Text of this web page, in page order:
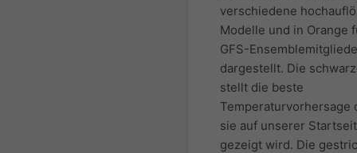
verschiedene
Modelle und in Orange
GFS-
dargestellt. Die
stellt die beste
Temperaturvorhersage
sie auf unserer
gezeigt wird. Die